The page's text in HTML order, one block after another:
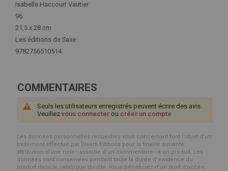
Isabelle Haccourt Vautier
96
21,5 x 28 cm
Les éditions de Saxe
9782756510514
COMMENTAIRES
Seuls les utilisateurs enregistrés peuvent écrire des avis.
Veuillez vous connecter ou créer un compte
Les données personnelles recueillies vous concernant font l’objet d’un
traitement effectué par Diverti Editions pour la finalité suivante :
attribution d'une note - assortie d'un commentaire - à un produit. Les
données sont conservées pendant toute la durée d'existence du
produit dans le catalogue du site. Vous bénéficiez d’un droit d’accès,